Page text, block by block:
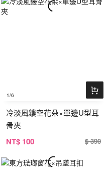
1/6
冷淡風鏤空花朵×單邊U型耳
骨夾
NT$ 100 $ 390